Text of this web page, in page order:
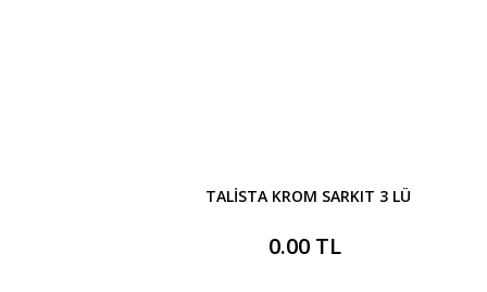
TALİSTA KROM SARKIT 3 LÜ
0.00 TL